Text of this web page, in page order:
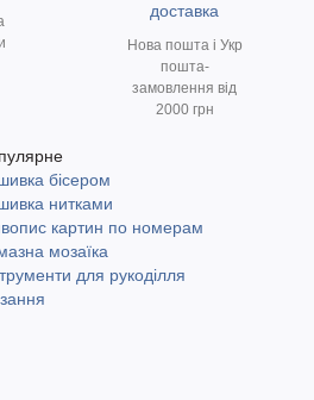
доставка
Нова пошта і Укр
пошта-
замовлення від
2000 грн
бісером
нитками
картин по номерам
мозаїка
для рукоділля